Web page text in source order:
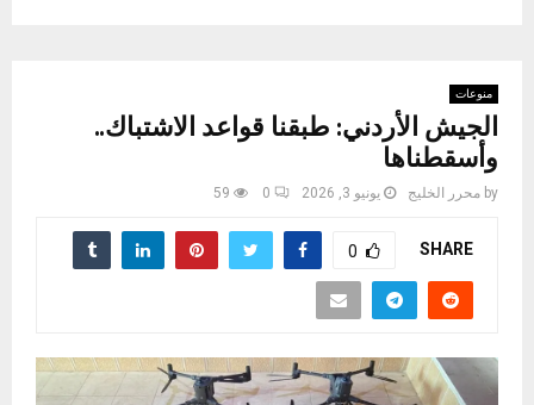
منوعات
الجيش الأردني: طبقنا قواعد الاشتباك..
وأسقطناها
by محرر الخليج يونيو 3, 2026 0
59
SHARE
0